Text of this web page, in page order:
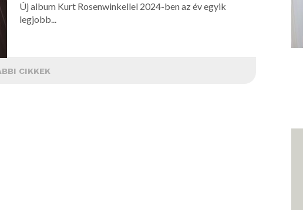
Új album Kurt Rosenwinkellel 2024-ben az év egyik
legjobb...
CIKKEK